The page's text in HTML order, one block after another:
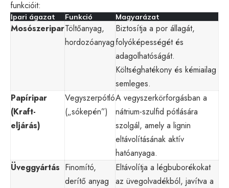
funkcióit:
Ipari ágazat Funkció Magyarázat
MosószeriparTöltőanyag,
hordozóanyag
Biztosítja a por állagát,
folyóképességét és
adagolhatóságát.
Költséghatékony és kémiailag
semleges.
Papíripar
(Kraft-
eljárás)
Vegyszerpótló
(„sókepén”)
A vegyszerkörforgásban a
nátrium-szulfid pótlására
szolgál, amely a lignin
eltávolításának aktív
hatóanyaga.
Üveggyártás Finomító,
derítő anyag
Eltávolítja a légbuborékokat
az üvegolvadékból, javítva a